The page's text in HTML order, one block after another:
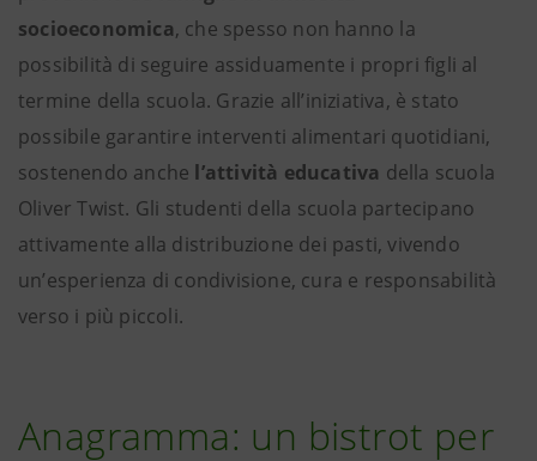
socioeconomica, che spesso non hanno la
possibilità di seguire assiduamente i propri figli al
termine della scuola. Grazie all’iniziativa, è stato
possibile garantire interventi alimentari quotidiani,
sostenendo anche l’attività educativa della scuola
Oliver Twist. Gli studenti della scuola partecipano
attivamente alla distribuzione dei pasti, vivendo
un’esperienza di condivisione, cura e responsabilità
verso i più piccoli.
Anagramma: un bistrot per